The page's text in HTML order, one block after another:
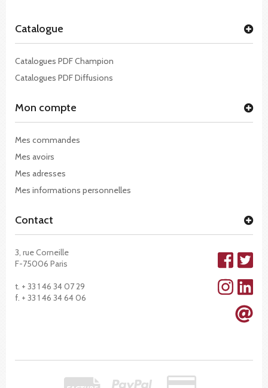
Catalogue
Catalogues PDF Champion
Catalogues PDF Diffusions
Mon compte
Mes commandes
Mes avoirs
Mes adresses
Mes informations personnelles
Contact
3, rue Corneille
F-75006 Paris
t. + 33 1 46 34 07 29
f. + 33 1 46 34 64 06